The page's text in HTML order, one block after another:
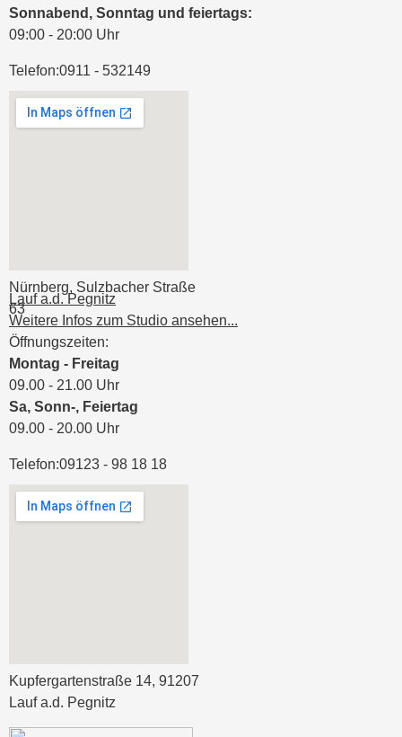
Sonnabend, Sonntag und feiertags:
09:00 - 20:00 Uhr
Telefon:0911 - 532149
Nürnberg, Sulzbacher Straße
63
Lauf a.d. Pegnitz
Weitere Infos zum Studio ansehen...
Öffnungszeiten:
Montag - Freitag
09.00 - 21.00 Uhr
Sa, Sonn-, Feiertag
09.00 - 20.00 Uhr
Telefon:09123 - 98 18 18
Kupfergartenstraße 14, 91207
Lauf a.d. Pegnitz